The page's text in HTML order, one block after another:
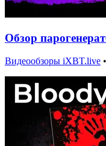
Обзор
Видеообзоры iXBT.live •